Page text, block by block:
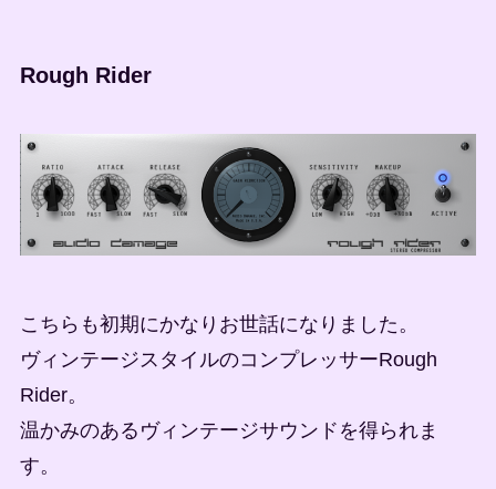
Rough Rider
こちらも初期にかなりお世話になりました。
ヴィンテージスタイルのコンプレッサーRough
Rider。
温かみのあるヴィンテージサウンドを得られま
す。